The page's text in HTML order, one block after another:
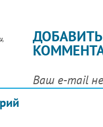
,
ДОБАВИТЬ
Ваш e-mail